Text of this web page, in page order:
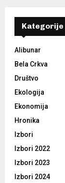
Kategorije
Alibunar
Bela Crkva
Društvo
Ekologija
Ekonomija
Hronika
Izbori
Izbori 2022
Izbori 2023
Izbori 2024